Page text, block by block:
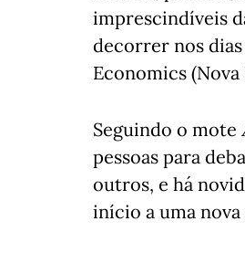
imprescindíveis
decorrer nos dias
Economics (Nova
Seguindo o mote
pessoas para
outros, e há
início a uma